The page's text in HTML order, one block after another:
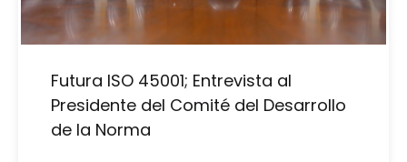
Futura ISO 45001; Entrevista al
Presidente del Comité del Desarrollo
de la Norma